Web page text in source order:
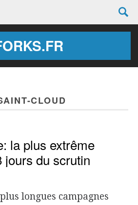
CLOUD
la plus extrême
jours du scrutin
longues campagnes